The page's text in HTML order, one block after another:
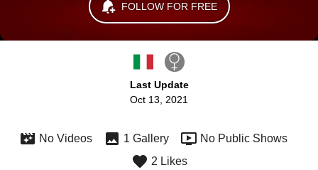
FOLLOW FOR FREE
Last Update
Oct 13, 2021
No Videos 1 Gallery
No Public Shows
2 Likes